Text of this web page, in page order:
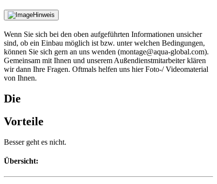
Hinweis
Wenn Sie sich bei den oben aufgeführten Informationen unsicher
sind, ob ein Einbau möglich ist bzw. unter welchen Bedingungen,
können Sie sich gern an uns wenden (montage@aqua-global.com).
Gemeinsam mit Ihnen und unserem Außendienstmitarbeiter klären
wir dann Ihre Fragen. Oftmals helfen uns hier Foto-/ Videomaterial
von Ihnen.
Die
Vorteile
Besser geht es nicht.
Übersicht: